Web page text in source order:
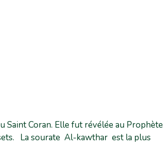
Coran. Elle fut révélée au Prophète
La sourate Al-kawthar est la plus